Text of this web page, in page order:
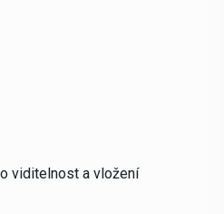
viditelnost a vložení